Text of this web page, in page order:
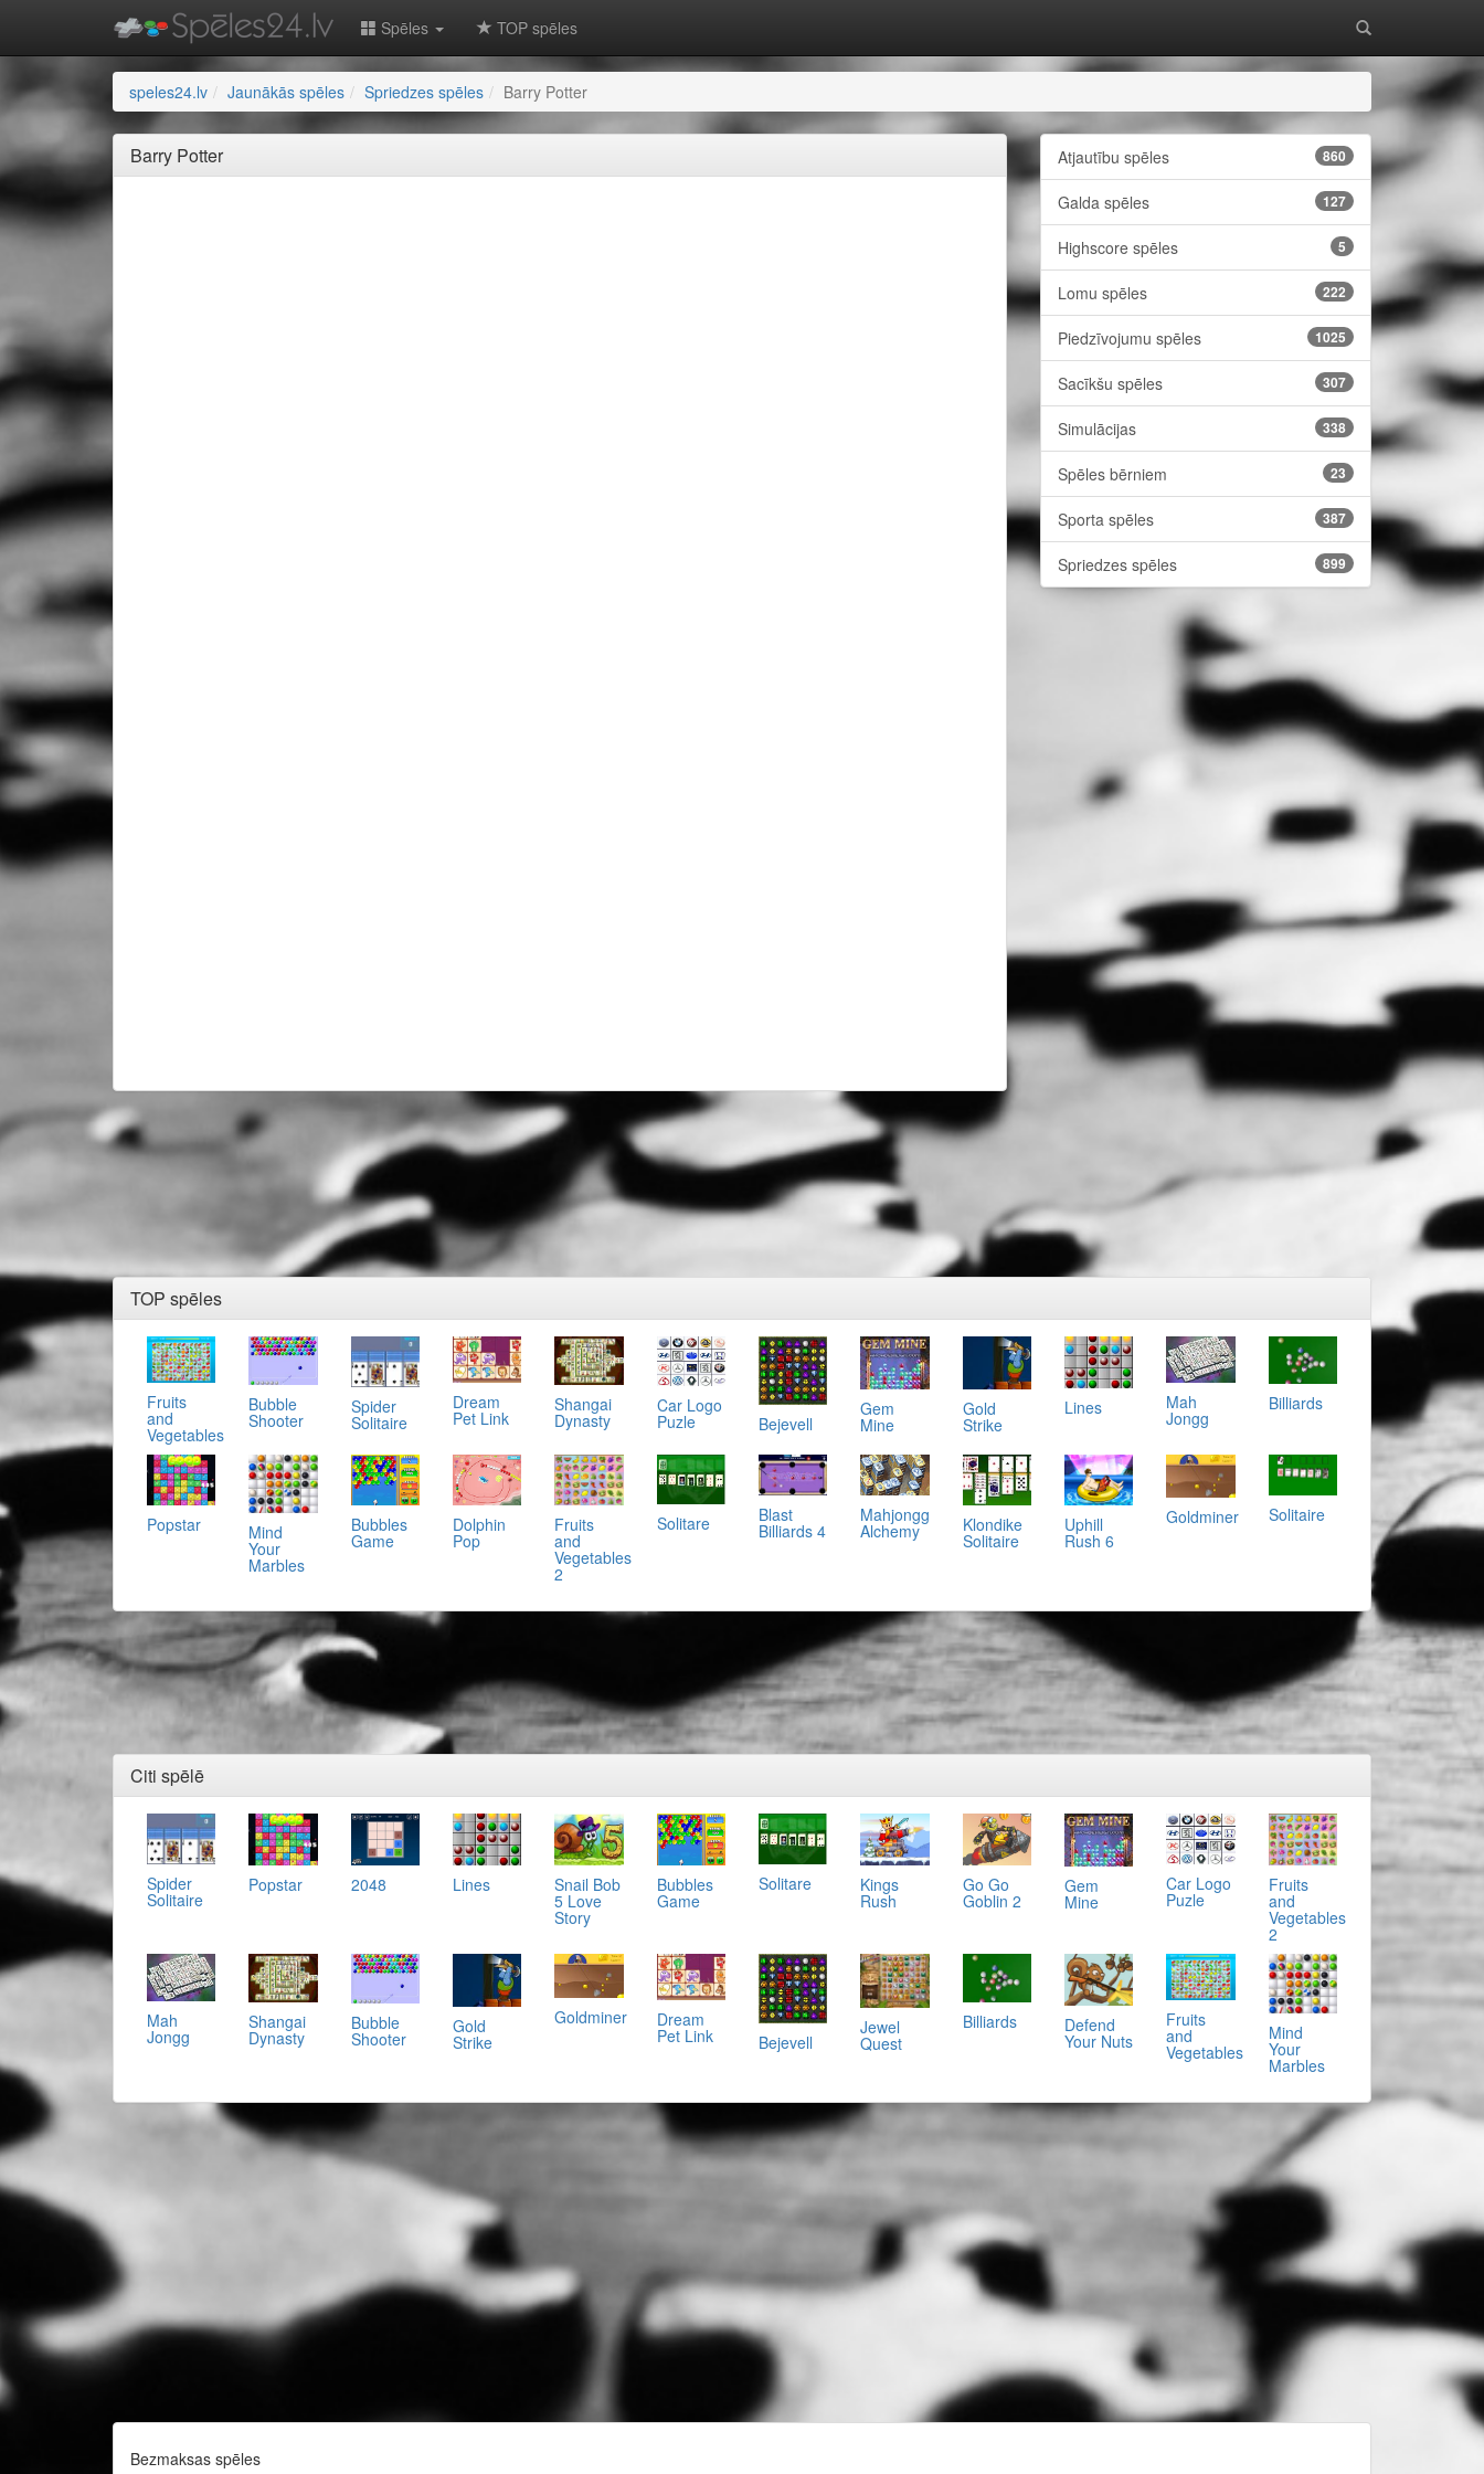
Spēles TOP spēles
speles24.lv Jaunākās spēles Spriedzes spēles Barry Potter
Barry Potter Atjautību spēles 860
Galda spēles 127
Highscore spēles 5
Lomu spēles 222
Piedzīvojumu spēles 1025
Sacīkšu spēles 307
Simulācijas 338
Spēles bērniem 23
Sporta spēles 387
Spriedzes spēles 899
TOP spēles
Fruits
and
Vegetables
Bubble
Shooter
Spider
Solitaire
Dream
Pet Link
Shangai
Dynasty
Car Logo
Puzle Bejevell
Gem
Mine
Gold
Strike
Lines Mah
Jongg
Billiards
Popstar Mind
Your
Marbles
Bubbles
Game
Dolphin
Pop
Fruits
and
Vegetables
2
Solitare Blast
Billiards 4
Mahjongg
Alchemy Klondike
Solitaire
Uphill
Rush 6
Goldminer Solitaire
Citi spēlē
Spider
Solitaire
Popstar 2048 Lines Snail Bob
5 Love
Story
Bubbles
Game
Solitare Kings
Rush
Go Go
Goblin 2
Gem
Mine
Car Logo
Puzle
Fruits
and
Vegetables
2
Mah
Jongg
Shangai
Dynasty
Bubble
Shooter
Gold
Strike
Goldminer Dream
Pet Link Bejevell
Jewel
Quest
Billiards Defend
Your Nuts
Fruits
and
Vegetables
Mind
Your
Marbles
Bezmaksas spēles